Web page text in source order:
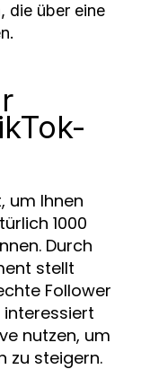
die über eine
um Ihnen
1000
Durch
stellt
Follower
interessiert
nutzen, um
zu steigern.